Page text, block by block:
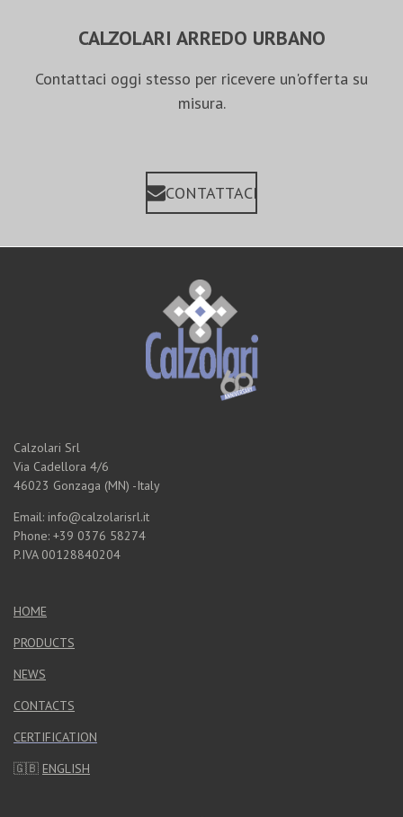
CALZOLARI ARREDO URBANO
Contattaci oggi stesso per ricevere un'offerta su
misura.
CONTATTACI
Calzolari Srl
Via Cadellora 4/6
46023 Gonzaga (MN) -Italy
Email: info@calzolarisrl.it
Phone: +39 0376 58274
P.IVA 00128840204
HOME
PRODUCTS
NEWS
CONTACTS
CERTIFICATION
🇬🇧 ENGLISH